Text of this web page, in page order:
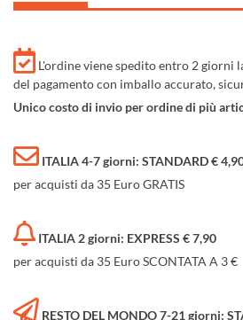
L'ordine viene spedito entro 2 giorni
del pagamento con imballo accurato,
Unico costo di invio per ordine di più
ITALIA 4-7 giorni: STANDARD €
per acquisti da 35 Euro GRATIS
ITALIA 2 giorni: EXPRESS € 7,90
per acquisti da 35 Euro SCONTATA A 3 €
RESTO DEL MONDO 7-21 giorni: